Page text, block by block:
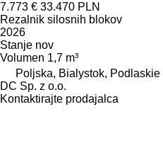
7.773 € 33.470 PLN
Rezalnik silosnih blokov
2026
Stanje nov
Volumen 1,7 m³
Poljska, Bialystok, Podlaskie
DC Sp. z o.o.
Kontaktirajte prodajalca